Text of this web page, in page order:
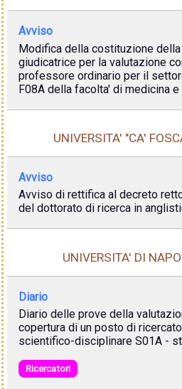
Avviso
Modifica della costituzione
giudicatrice per la valutazione
professore ordinario per il
F08A della facolta' di medicina e
UNIVERSITA' "CA'
Avviso
Avviso di rettifica al decreto
del dottorato di ricerca in
UNIVERSITA' DI
Diario
Diario delle prove della
copertura di un posto di
scientifico-disciplinare S01A -
Ricercatori